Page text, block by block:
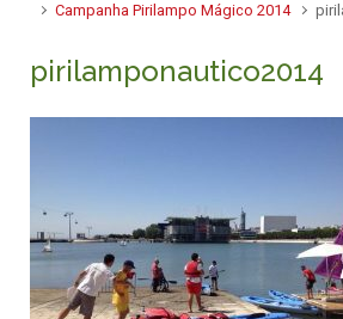
Campanha Pirilampo Mágico 2014
pirilamponautico2014